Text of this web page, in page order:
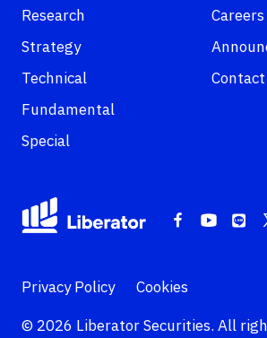
Research
Strategy
Technical
Fundamental
Special
Careers
Contact
Privacy Policy
Cookies
© 2026 Liberator Securities. All